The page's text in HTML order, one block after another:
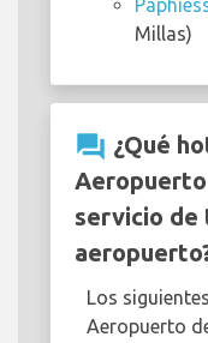
Millas)
question_answer ¿Qué
servicio de
Los
Aeropuerto